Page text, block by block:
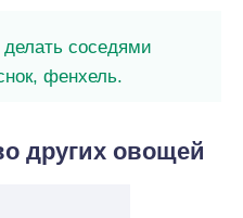
делать соседями
фенхель.
других овощей